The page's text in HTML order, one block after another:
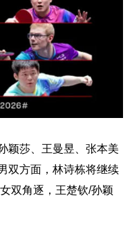
莎、王曼昱、张本美
双方面，林诗栋将继续
双角逐，王楚钦/孙颖